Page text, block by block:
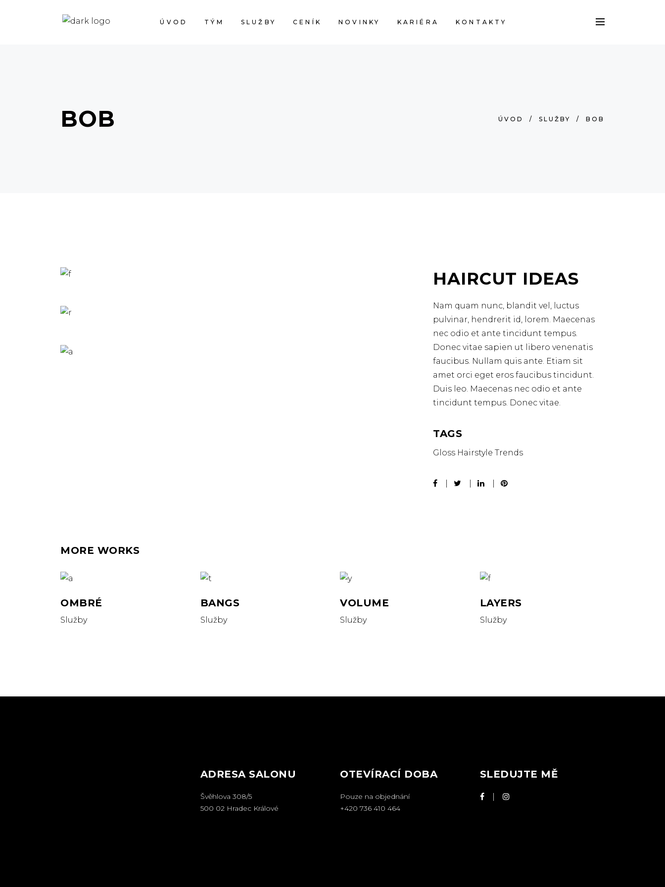
ÚVOD TÝM SLUŽBY CENÍK NOVINKY KARIÉRA KONTAKTY
BOB ÚVOD / SLUŽBY / BOB
HAIRCUT IDEAS
Nam quam nunc, blandit vel, luctus
pulvinar, hendrerit id, lorem. Maecenas
nec odio et ante tincidunt tempus.
Donec vitae sapien ut libero venenatis
faucibus. Nullam quis ante. Etiam sit
amet orci eget eros faucibus tincidunt.
Duis leo. Maecenas nec odio et ante
tincidunt tempus. Donec vitae.
TAGS
Gloss Hairstyle Trends
MORE WORKS
OMBRÉ
Služby
BANGS
Služby
VOLUME
Služby
LAYERS
Služby
ADRESA SALONU
Švěhlova 308/5
500 02 Hradec Králové
OTEVÍRACÍ DOBA
Pouze na objednání
+420 736 410 464
SLEDUJTE MĚ